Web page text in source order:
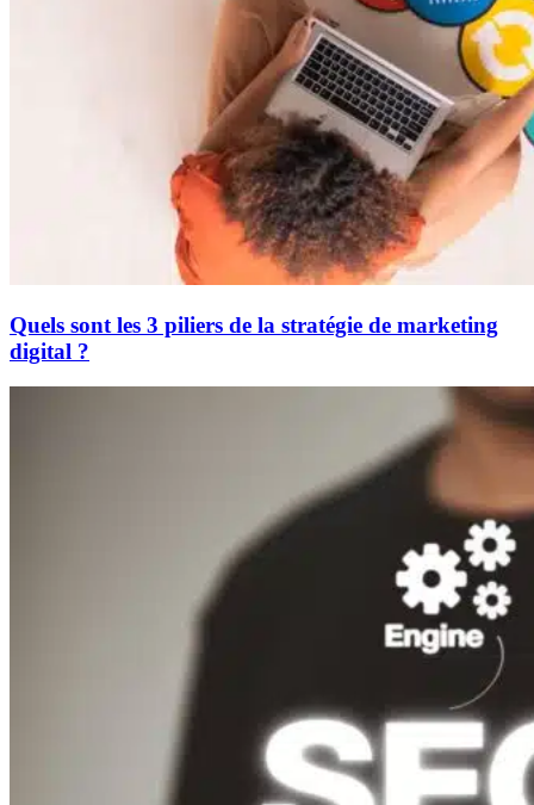
Quels sont les 3 piliers de la stratégie de marketing
digital ?